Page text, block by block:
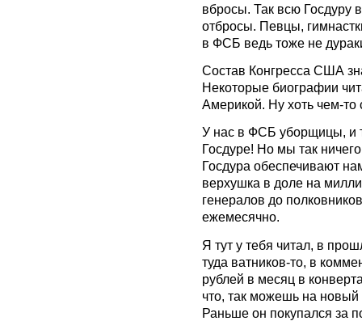
вбросы. Так всю Госдуру
отбросы. Певцы,
в ФСБ ведь тоже не
Состав Конгресса США
Некоторые биографии
Америкой. Ну хоть чем-то
У нас в ФСБ уборщицы, и
Госдуре! Но мы так
Госдура обеспечивают
верхушка в доле на
генералов до
ежемесячно.
Я тут у тебя читал, в
туда ватников-то, в
рублей в месяц в
что, так можешь на новый
Раньше он покупался за